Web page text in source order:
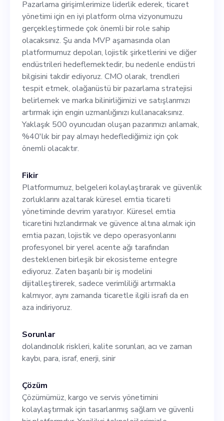
liderlik ederek, ticaret
yönetimi için en iyi platform
olma vizyonumuzu
gerçekleştirmede çok önemli
bir role sahip olacaksınız. Şu
anda MVP aşamasında olan
platformumuz depoları,
lojistik şirketlerini ve diğer
endüstrileri hedeflemektedir,
bu nedenle endüstri bilgisini
takdir ediyoruz. CMO olarak,
trendleri tespit etmek,
olağanüstü bir pazarlama
stratejisi belirlemek ve
marka bilinirliğimizi ve
satışlarımızı artırmak için
engin uzmanlığınızı
kullanacaksınız. Yaklaşık 500
oyuncudan oluşan pazarımızı
anlamak, %40'lık bir pay
çok önemli olacaktır.
Pazarlama girişimlerimize liderlik ederek, ticaret
yönetimi için en iyi platform olma vizyonumuzu
gerçekleştirmede çok önemli bir role sahip
olacaksınız. Şu anda MVP aşamasında olan
platformumuz depoları, lojistik şirketlerini ve diğer
endüstrileri hedeflemektedir, bu nedenle endüstri
bilgisini takdir ediyoruz. CMO olarak, trendleri
tespit etmek, olağanüstü bir pazarlama stratejisi
belirlemek ve marka bilinirliğimizi ve satışlarımızı
artırmak için engin uzmanlığınızı kullanacaksınız.
Yaklaşık 500 oyuncudan oluşan pazarımızı anlamak,
%40'lık bir pay almayı hedeflediğimiz için çok
önemli olacaktır.
Fikir
Platformumuz, belgeleri kolaylaştırarak ve güvenlik
zorluklarını azaltarak küresel emtia ticareti
yönetiminde devrim yaratıyor. Küresel emtia
ticaretini hızlandırmak ve güvence altına almak için
emtia pazarı, lojistik ve depo operasyonlarını
profesyonel bir yerel acente ağı tarafından
desteklenen birleşik bir ekosisteme entegre
ediyoruz. Zaten başarılı bir iş modelini
dijitalleştirerek, sadece verimliliği artırmakla
kalmıyor, aynı zamanda ticaretle ilgili israfı da en
aza indiriyoruz.
Sorunlar
dolandırıcılık riskleri, kalite sorunları, acı ve zaman
kaybı, para, israf, enerji, sinir
Çözüm
Çözümümüz, kargo ve servis yönetimini
kolaylaştırmak için tasarlanmış sağlam ve güvenli